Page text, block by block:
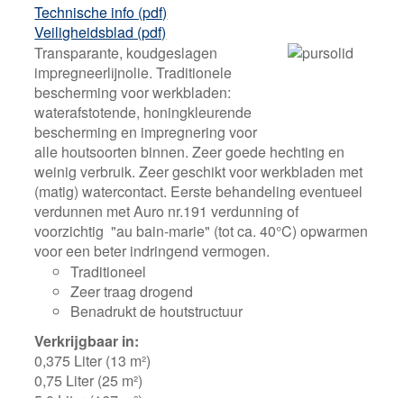
Technische info (pdf)
Veiligheidsblad (pdf)
Transparante, koudgeslagen
impregneerlijnolie. Traditionele
bescherming voor werkbladen:
waterafstotende, honingkleurende
bescherming en impregnering voor
alle houtsoorten binnen. Zeer goede hechting en
weinig verbruik. Zeer geschikt voor werkbladen met
(matig) watercontact. Eerste behandeling eventueel
verdunnen met Auro nr.191 verdunning of
voorzichtig "au bain-marie" (tot ca. 40°C) opwarmen
voor een beter indringend vermogen.
Traditioneel
Zeer traag drogend
Benadrukt de houtstructuur
Verkrijgbaar in:
0,375 Liter (13 m²)
0,75 Liter (25 m²)